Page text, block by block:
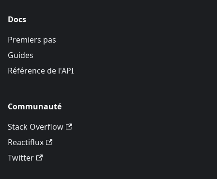
Docs
Premiers pas
Guides
Référence de l'API
Communauté
Stack Overflow
Reactiflux
Twitter